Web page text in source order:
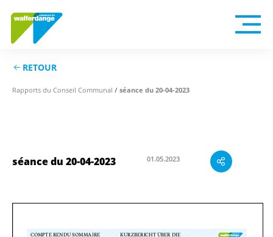
RETOUR
Rapports du Conseil Communal / séance du 20-04-2023
séance du 20-04-2023 01.05.2023